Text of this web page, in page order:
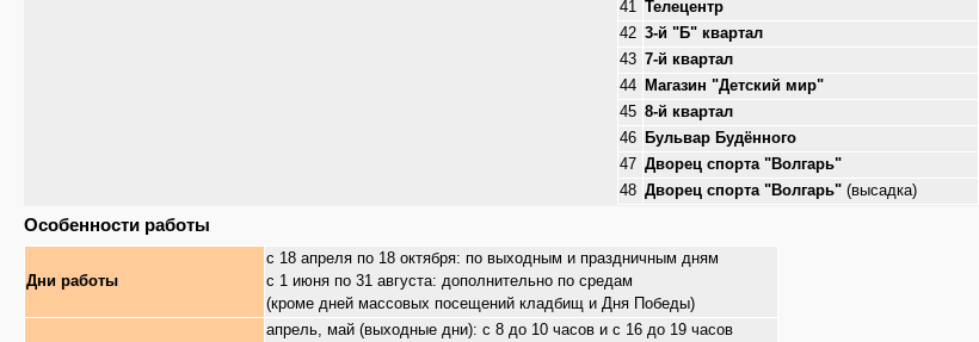
41
Телецентр
42 3-й "Б" квартал
43 7-й квартал
44
Магазин "Детский мир"
45 8-й квартал
46
Бульвар Будённого
47 Дворец спорта "Волгарь"
48 Дворец спорта "Волгарь" (высадка)
Особенности работы
Дни работы
с 18 апреля по 18 октября: по выходным и праздничным дням
с 1 июня по 31 августа: дополнительно по средам
(кроме дней массовых посещений кладбищ и Дня Победы)
апрель, май (выходные дни): с 8 до 10 часов и с 16 до 19 часов